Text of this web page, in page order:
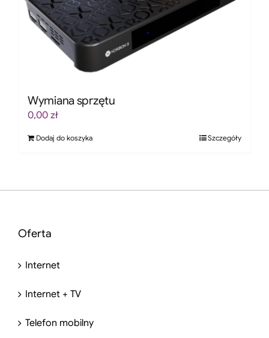
Wymiana sprzętu
0,00 zł
Dodaj do koszyka Szczegóły
Oferta
Internet
Internet + TV
Telefon mobilny